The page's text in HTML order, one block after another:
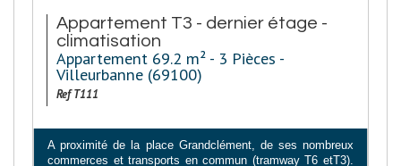
Appartement T3 - dernier étage -
climatisation
Appartement 69.2 m² - 3 Pièces -
Villeurbanne (69100)
Ref T111
A proximité de la place Grandclément, de ses nombreux
commerces et transports en commun (tramway T6 etT3).